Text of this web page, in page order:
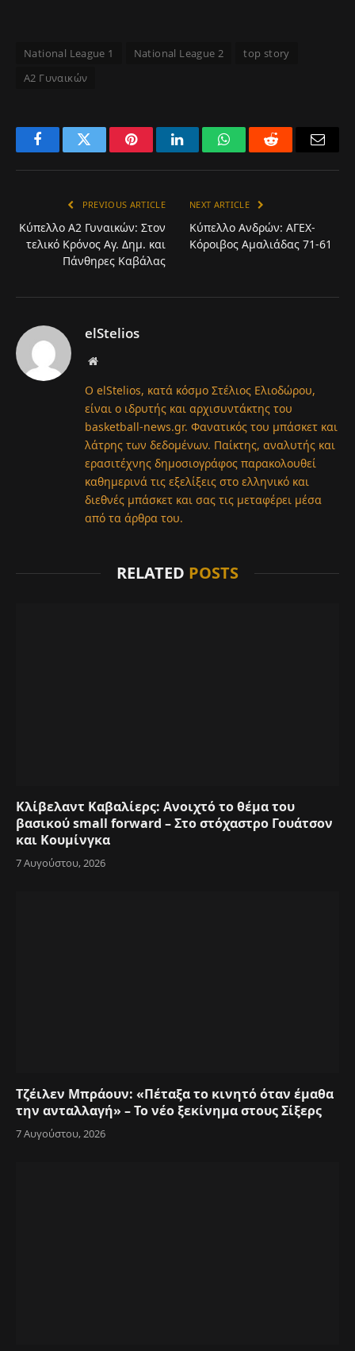
National League 1 National League 2
top story
Α2 Γυναικών
FacebookTwitter PinterestLinkedInWhatsAppReddit
PREVIOUS ARTICLE
Κύπελλο Α2 Γυναικών: Στον
τελικό Κρόνος Αγ. Δημ. και
Πάνθηρες Καβάλας
NEXT ARTICLE
Κύπελλο Ανδρών: ΑΓΕX-
Κόροιβος Αμαλιάδας 71-61
elStelios
Website
Ο elStelios, κατά κόσμο Στέλιος Ελιοδώρου,
είναι ο ιδρυτής και αρχισυντάκτης του
basketball-news.gr. Φανατικός του μπάσκετ και
λάτρης των δεδομένων. Παίκτης, αναλυτής και
ερασιτέχνης δημοσιογράφος παρακολουθεί
καθημερινά τις εξελίξεις στο ελληνικό και
διεθνές μπάσκετ και σας τις μεταφέρει μέσα
από τα άρθρα του.
RELATED POSTS
Κλίβελαντ Καβαλίερς: Ανοιχτό το θέμα του
βασικού small forward – Στο στόχαστρο Γουάτσον
και Κουμίνγκα
7 Αυγούστου, 2026
Τζέιλεν Μπράουν: «Πέταξα το κινητό όταν έμαθα
την ανταλλαγή» – Το νέο ξεκίνημα στους Σίξερς
7 Αυγούστου, 2026